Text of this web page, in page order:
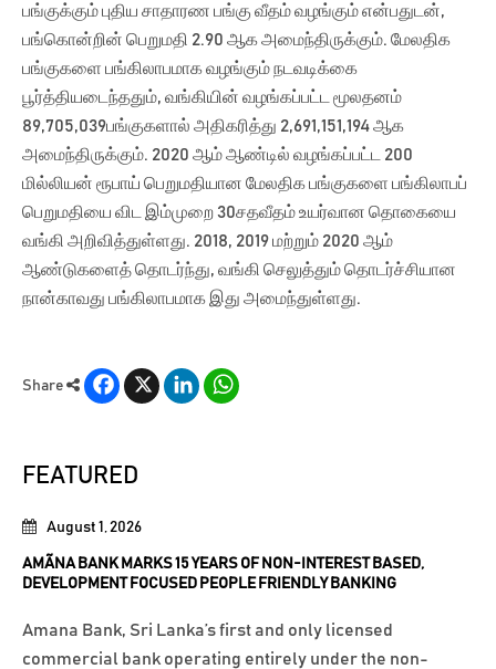
பங்குக்கும் புதிய சாதாரண பங்கு வீதம் வழங்கும் என்பதுடன்,
பங்கொன்றின் பெறுமதி 2.90 ஆக அமைந்திருக்கும். மேலதிக
பங்குகளை பங்கிலாபமாக வழங்கும் நடவடிக்கை
பூர்த்தியடைந்ததும், வங்கியின் வழங்கப்பட்ட மூலதனம்
89,705,039பங்குகளால் அதிகரித்து 2,691,151,194 ஆக
அமைந்திருக்கும். 2020 ஆம் ஆண்டில் வழங்கப்பட்ட 200
மில்லியன் ரூபாய் பெறுமதியான மேலதிக பங்குகளை பங்கிலாபப்
பெறுமதியை விட இம்முறை 30சதவீதம் உயர்வான தொகையை
வங்கி அறிவித்துள்ளது. 2018, 2019 மற்றும் 2020 ஆம்
ஆண்டுகளைத் தொடர்ந்து, வங்கி செலுத்தும் தொடர்ச்சியான
நான்காவது பங்கிலாபமாக இது அமைந்துள்ளது.
Share
Facebook
X LinkedIn
FEATURED
August 1, 2026
AMÃNA BANK MARKS 15 YEARS OF NON-INTEREST BASED,
DEVELOPMENT FOCUSED PEOPLE FRIENDLY BANKING
Amana Bank, Sri Lanka’s first and only licensed
commercial bank operating entirely under the non-